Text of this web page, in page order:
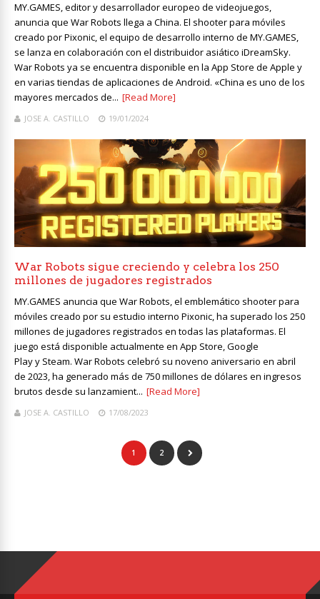
MY.GAMES, editor y desarrollador europeo de videojuegos,
anuncia que War Robots llega a China. El shooter para móviles
creado por Pixonic, el equipo de desarrollo interno de MY.GAMES,
se lanza en colaboración con el distribuidor asiático iDreamSky.
War Robots ya se encuentra disponible en la App Store de Apple y
en varias tiendas de aplicaciones de Android. «Сhina es uno de los
mayores mercados de... [Read More]
JOSE A. CASTILLO 19/01/2024
War Robots sigue creciendo y celebra los 250
millones de jugadores registrados
MY.GAMES anuncia que War Robots, el emblemático shooter para
móviles creado por su estudio interno Pixonic, ha superado los 250
millones de jugadores registrados en todas las plataformas. El
juego está disponible actualmente en App Store, Google
Play y Steam. War Robots celebró su noveno aniversario en abril
de 2023, ha generado más de 750 millones de dólares en ingresos
brutos desde su lanzamient... [Read More]
JOSE A. CASTILLO 17/08/2023
1 2